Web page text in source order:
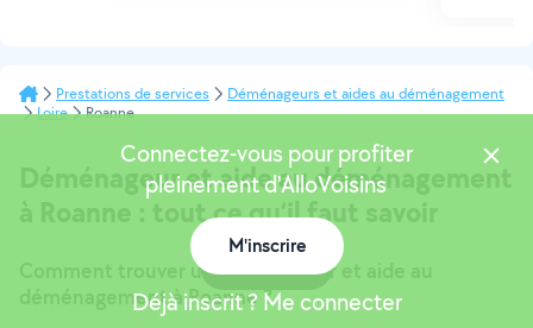
Prestations de services
Déménageurs et aides au déménagement
Loire
Roanne
Déménageur et aide au déménagement
à Roanne : tout ce qu’il faut savoir
Comment trouver un déménageur et aide au
déménagement à Roanne ?
Connectez-vous pour profiter
pleinement d'AlloVoisins
M'inscrire
Déjà inscrit ? Me connecter